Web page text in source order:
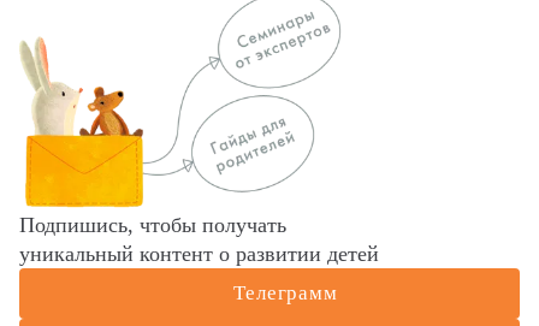
Подпишись, чтобы получать
уникальный контент о развитии детей
Телеграмм